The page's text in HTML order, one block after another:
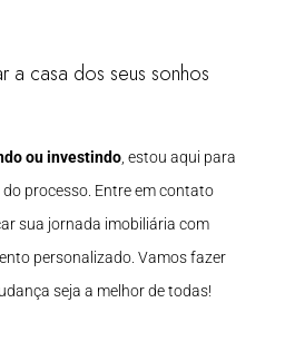
a casa dos seus sonhos
ou investindo , estou aqui para
processo. Entre em contato
sua jornada imobiliária com
personalizado. Vamos fazer
seja a melhor de todas!